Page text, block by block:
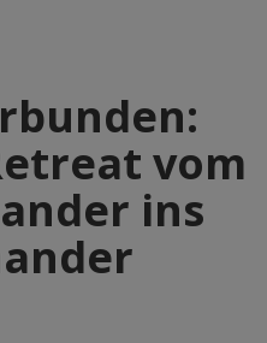
vom
ins